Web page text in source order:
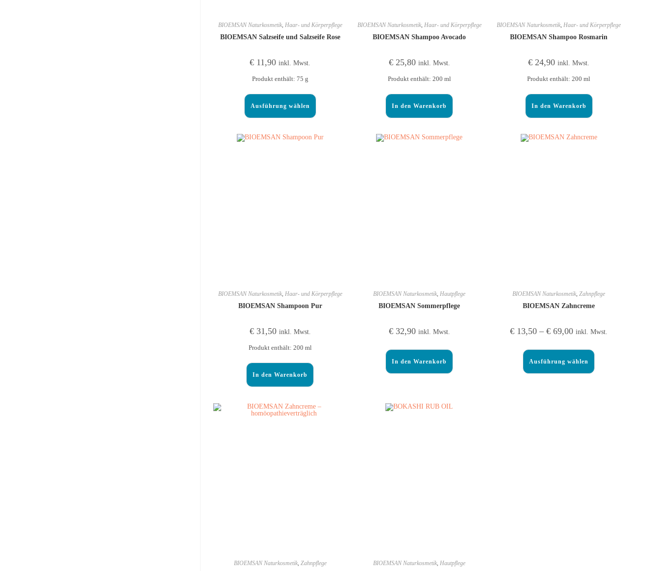
BIOEMSAN Naturkosmetik, Haar- und Körperpflege
BIOEMSAN Salzseife und Salzseife Rose
€ 11,90 inkl. Mwst.
Produkt enthält: 75 g
Ausführung wählen
BIOEMSAN Naturkosmetik, Haar- und Körperpflege
BIOEMSAN Shampoo Avocado
€25,80 inkl. Mwst.
Produkt enthält: 200 ml
In den Warenkorb
BIOEMSAN Naturkosmetik Haar- und Körperpflege
BIOEMSAN Shampoo Rosmarin
€ 24,90 inkl. Mwst.
Produkt enthält: 200ml
In den Warenkorb
BIOEMSAN Naturkosmetik, Haar- und Körperpflege
BIOEMSAN Shampoon Pur
€31,50 inkl. Mwst.
Produkt enthält: 200 ml
In den Warenkorb
BIOEMSAN Naturkosmetik,Hautpflege
BIOEMSAN Sommerpflege
€32,90 inkl. Mwst.
In den Warenkorb
BIOEMSAN Naturkosmetik,Zahnpflege
BIOEMSAN Zahncreme
€ 13,50 –€ 69,00 inkl. Mwst.
Ausführung wählen
BIOEMSAN Naturkosmetik, Zahnpflege BIOEMSAN Naturkosmetik Hautpflege